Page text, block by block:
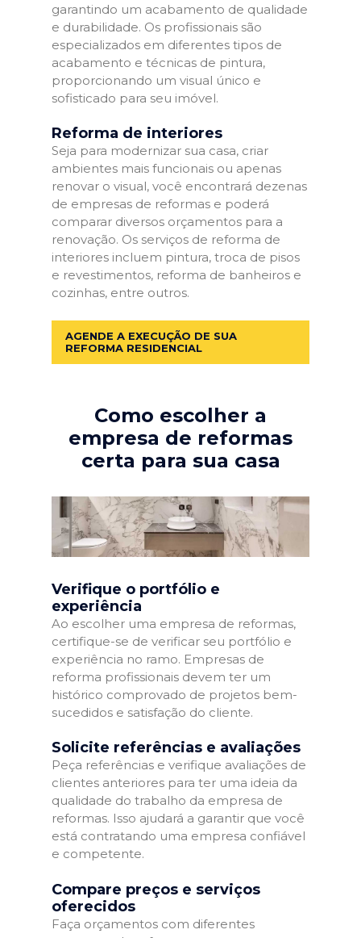
garantindo um acabamento de qualidade
e durabilidade. Os profissionais são
especializados em diferentes tipos de
acabamento e técnicas de pintura,
proporcionando um visual único e
sofisticado para seu imóvel.
Reforma de interiores
Seja para modernizar sua casa, criar
ambientes mais funcionais ou apenas
renovar o visual, você encontrará dezenas
de empresas de reformas e poderá
comparar diversos orçamentos para a
renovação. Os serviços de reforma de
interiores incluem pintura, troca de pisos
e revestimentos, reforma de banheiros e
cozinhas, entre outros.
AGENDE A EXECUÇÃO DE SUA
REFORMA RESIDENCIAL
Como escolher a
empresa de reformas
certa para sua casa
Verifique o portfólio e
experiência
Ao escolher uma empresa de reformas,
certifique-se de verificar seu portfólio e
experiência no ramo. Empresas de
reforma profissionais devem ter um
histórico comprovado de projetos bem-
sucedidos e satisfação do cliente.
Solicite referências e avaliações
Peça referências e verifique avaliações de
clientes anteriores para ter uma ideia da
qualidade do trabalho da empresa de
reformas. Isso ajudará a garantir que você
está contratando uma empresa confiável
e competente.
Compare preços e serviços
oferecidos
Faça orçamentos com diferentes